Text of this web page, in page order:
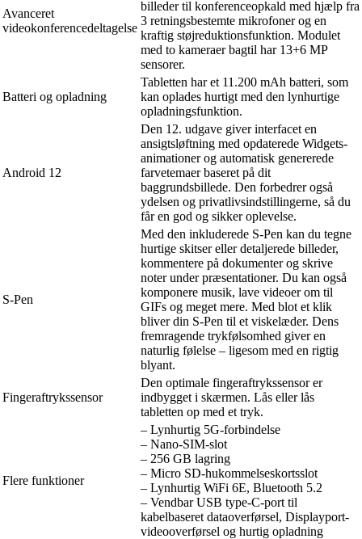
Avanceret
videokonferencedeltagelse
billeder til konferenceopkald med hjælp fra
3 retningsbestemte mikrofoner og en
kraftig støjreduktionsfunktion. Modulet
med to kameraer bagtil har 13+6 MP
sensorer.
Batteri og opladning
Tabletten har et 11.200 mAh batteri, som
kan oplades hurtigt med den lynhurtige
opladningsfunktion.
Android 12
Den 12. udgave giver interfacet en
ansigtsløftning med opdaterede Widgets-
animationer og automatisk genererede
farvetemaer baseret på dit
baggrundsbillede. Den forbedrer også
ydelsen og privatlivsindstillingerne, så du
får en god og sikker oplevelse.
S-Pen
Med den inkluderede S-Pen kan du tegne
hurtige skitser eller detaljerede billeder,
kommentere på dokumenter og skrive
noter under præsentationer. Du kan også
komponere musik, lave videoer om til
GIFs og meget mere. Med blot et klik
bliver din S-Pen til et viskelæder. Dens
fremragende trykfølsomhed giver en
naturlig følelse – ligesom med en rigtig
blyant.
Fingeraftrykssensor
Den optimale fingeraftrykssensor er
indbygget i skærmen. Lås eller lås
tabletten op med et tryk.
Flere funktioner
– Lynhurtig 5G-forbindelse
– Nano-SIM-slot
– 256 GB lagring
– Micro SD-hukommelseskortsslot
– Lynhurtig WiFi 6E, Bluetooth 5.2
– Vendbar USB type-C-port til
kabelbaseret dataoverførsel, Displayport-
videooverførsel og hurtig opladning